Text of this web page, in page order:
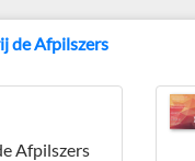
de Afpilszers
Afpilszers